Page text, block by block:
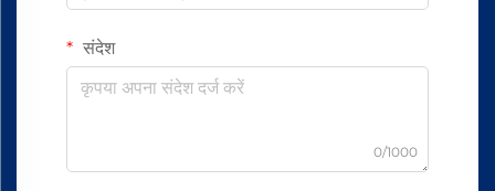
संदेश
0/1000